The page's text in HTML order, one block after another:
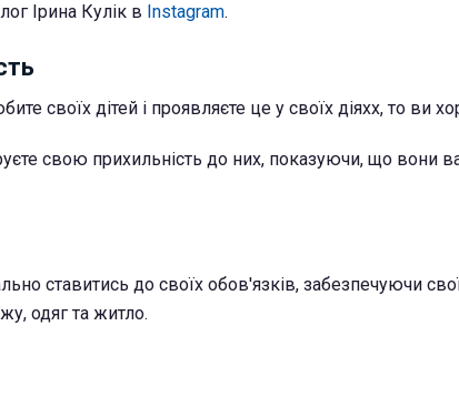
Ірина Кулік в Instagram.
своїх дітей і проявляєте це у своїх діяхх, то ви
свою прихильність до них, показуючи, що вони
ставитись до своїх обов'язків, забезпечуючи
одяг та житло.